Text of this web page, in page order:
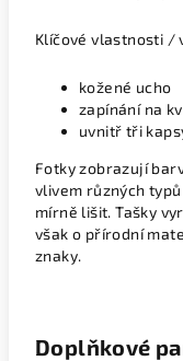
Klíčové vlastnosti /
kožené ucho
zapínání na
uvnitř tři
Fotky zobrazují
vlivem různých
mírně lišit. Tašky
však o přírodní
znaky.
Doplňkové